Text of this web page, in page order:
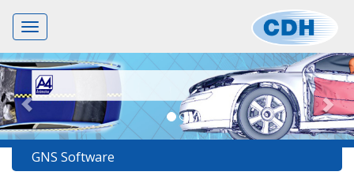
Toggle
navigation
GNS Software